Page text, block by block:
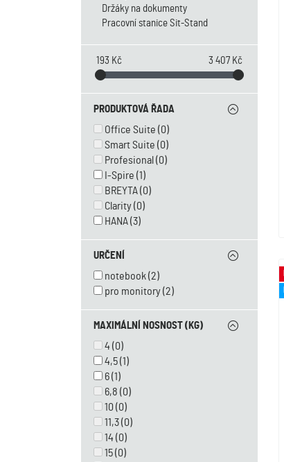
Držáky na dokumenty
Pracovní stanice Sit-Stand
193 Kč 3 407 Kč
PRODUKTOVÁ ŘADA
Office Suite (0)
Smart Suite (0)
Profesional (0)
I-Spire (1)
BREYTA(0)
Clarity(0)
HANA(3)
URČENÍ
notebook(2)
pro monitory(2)
MAXIMÁLNÍ NOSNOST (KG)
4 (0)
4,5(1)
6(1)
6,8 (0)
10 (0)
11,3(0)
14 (0)
15(0)